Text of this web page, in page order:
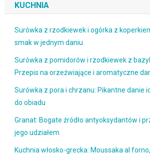
KUCHNIA
Surówka z rzodkiewek i ogórka z
smak w jednym daniu
Surówka z pomidorów i rzodkiewek z
Przepis na orzeźwiające i aromatyczne
Surówka z pora i chrzanu: Pikantne danie
do obiadu
Granat: Bogate źródło antyoksydantów i
jego udziałem
Kuchnia włosko-grecka: Moussaka al